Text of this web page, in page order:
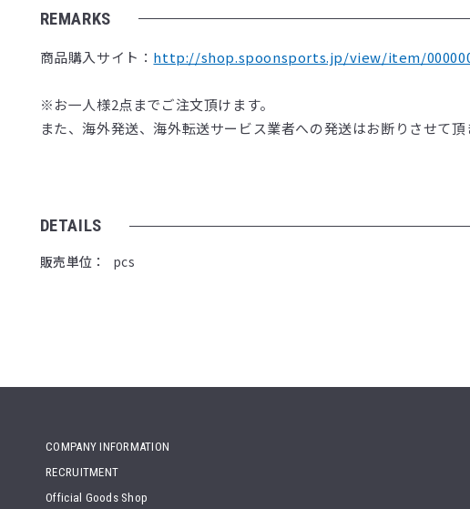
REMARKS
商品購入サイト： http://shop.spoonsports.jp/view/item/
※お一人様2点までご注文頂けます。
また、海外発送、海外転送サービス業者への発送はお断りさせて頂
DETAILS
販売単位 pcs
COMPANY INFORMATION
RECRUITMENT
Official Goods Shop